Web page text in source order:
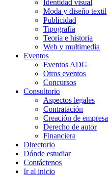
Identidad visual
Moda y diseño textil
Publicidad
Tipografía
Teoría e historia
Web y multimedia
Eventos
Eventos ADG
Otros eventos
Concursos
Consultorio
Aspectos legales
Contratación
Creación de empresa
Derecho de autor
Financiera
Directorio
Dónde estudiar
Contáctenos
Ir al inicio